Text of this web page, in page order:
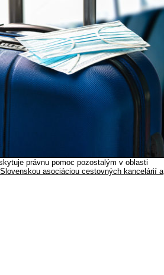
právnu pomoc pozostalým v oblasti
Slovenskou asociáciou cestovných kancelárií a